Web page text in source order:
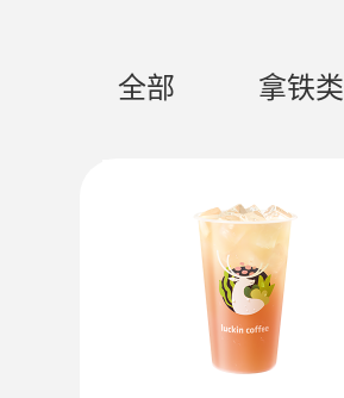
产品信息
全部 拿铁类
冰茶冰奶类